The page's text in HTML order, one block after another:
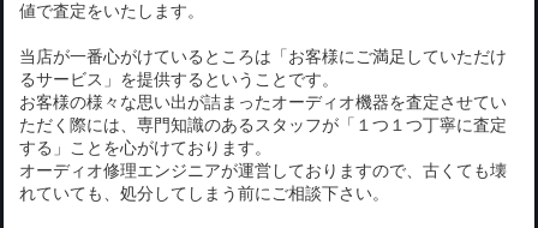
値で査定をいたします。
当店が一番心がけているところは「お客様にご満足していただけ
るサービス」を提供するということです。
お客様の様々な思い出が詰まったオーディオ機器を査定させてい
ただく際には、専門知識のあるスタッフが「１つ１つ丁寧に査定
する」ことを心がけております。
オーディオ修理エンジニアが運営しておりますので、古くても壊
れていても、処分してしまう前にご相談下さい。